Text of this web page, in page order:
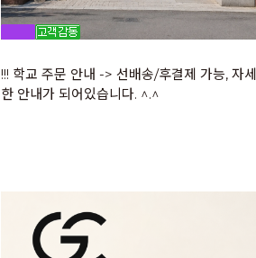
!!! 학교 주문 안내 -> 선배송/후결제 가능, 자세
한 안내가 되어있습니다. ^.^